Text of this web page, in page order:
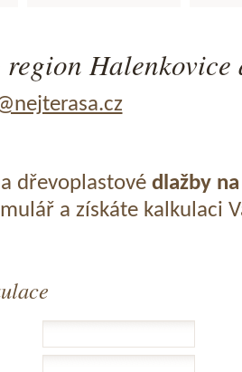
dřevoplastové dlažby
a získáte kalkulaci